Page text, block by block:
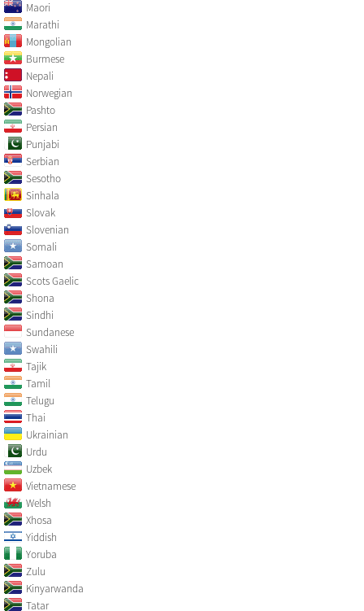
Maori
Marathi
Mongolian
Burmese
Nepali
Norwegian
Pashto
Persian
Punjabi
Serbian
Sesotho
Sinhala
Slovak
Slovenian
Somali
Samoan
Scots Gaelic
Shona
Sindhi
Sundanese
Swahili
Tajik
Tamil
Telugu
Thai
Ukrainian
Urdu
Uzbek
Vietnamese
Welsh
Xhosa
Yiddish
Yoruba
Zulu
Kinyarwanda
Tatar